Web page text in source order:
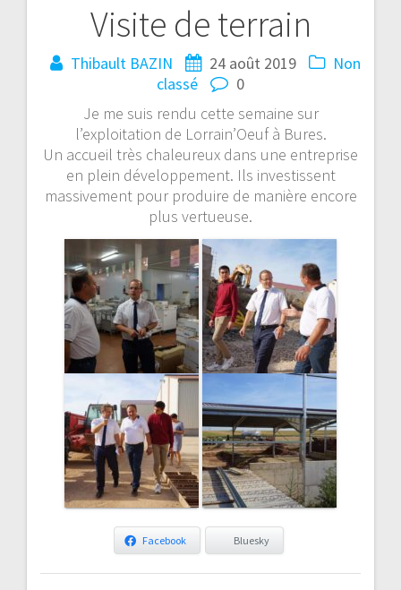
Visite de terrain
Thibault BAZIN 24 août 2019
Non
classé
0
Je me suis rendu cette semaine sur
l’exploitation de Lorrain’Oeuf à Bures.
Un accueil très chaleureux dans une entreprise
en plein développement. Ils investissent
massivement pour produire de manière encore
plus vertueuse.
Facebook Bluesky